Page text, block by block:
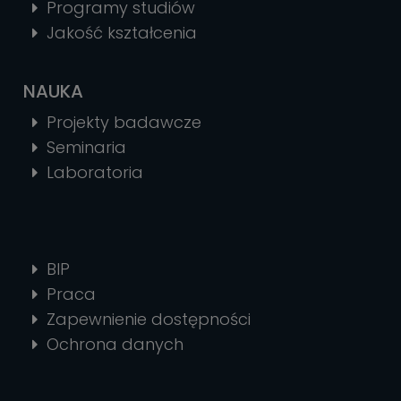
Programy studiów
Jakość kształcenia
NAUKA
Projekty badawcze
Seminaria
Laboratoria
BIP
Praca
Zapewnienie dostępności
Ochrona danych